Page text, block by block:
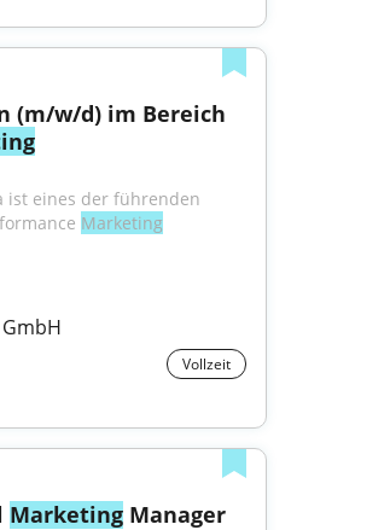
(m/w/d) im Bereich
ist eines der führenden
Marketing
Vollzeit
Marketing Manager